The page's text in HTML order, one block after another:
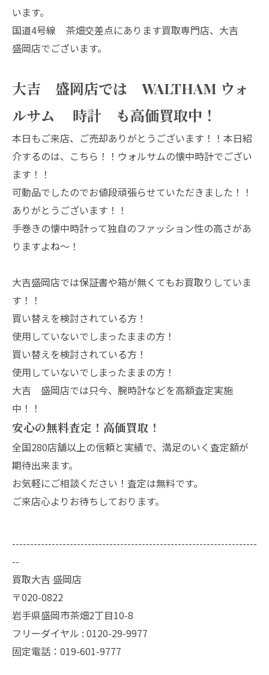
います。
国道4号線 茶畑交差点にあります買取専門店、大吉
盛岡店でございます。
大吉 盛岡店では WALTHAM ウォ
ルサム 時計 も高価買取中！
本日もご来店、ご売却ありがとうございます！！本日紹
介するのは、こちら！！ウォルサムの懐中時計でござい
ます！！
可動品でしたのでお値段頑張らせていただきました！！
ありがとうございます！！
手巻きの懐中時計って独自のファッション性の高さがあ
りますよね～！
大吉盛岡店では保証書や箱が無くてもお買取りしていま
す！！
買い替えを検討されている方！
使用していないでしまったままの方！
買い替えを検討されている方！
使用していないでしまったままの方！
大吉 盛岡店では只今、腕時計などを高額査定実施
中！！
安心の無料査定！高価買取！
全国280店舗以上の信頼と実績で、満足のいく査定額が
期待出来ます。
お気軽にご相談ください！査定は無料です。
ご来店心よりお待ちしております。
--------------------------------------------------------------------
--
買取大吉 盛岡店
〒020-0822
岩手県盛岡市茶畑2丁目10-8
フリーダイヤル : 0120-29-9977
固定電話：019-601-9777